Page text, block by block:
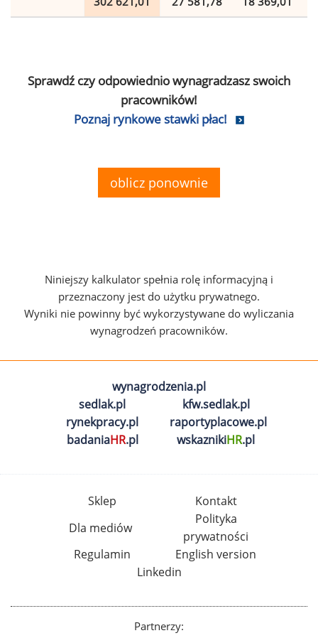
Sprawdź czy odpowiednio wynagradzasz swoich
pracowników!
Poznaj rynkowe stawki płac!
oblicz ponownie
Niniejszy kalkulator spełnia rolę informacyjną i
przeznaczony jest do użytku prywatnego.
Wyniki nie powinny być wykorzystywane do wyliczania
wynagrodzeń pracowników.
wynagrodzenia.pl
sedlak.pl
kfw.sedlak.pl
rynekpracy.pl
raportyplacowe.pl
badaniaHR.pl wskaznikiHR.pl
Sklep
Kontakt
Dla mediów
Polityka
prywatności
Regulamin
English version
Linkedin
Partnerzy: